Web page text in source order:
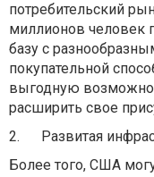
потребительский
миллионов человек
базу с
покупательной
выгодную
расширить свое
2.
Развитая
Более того, США